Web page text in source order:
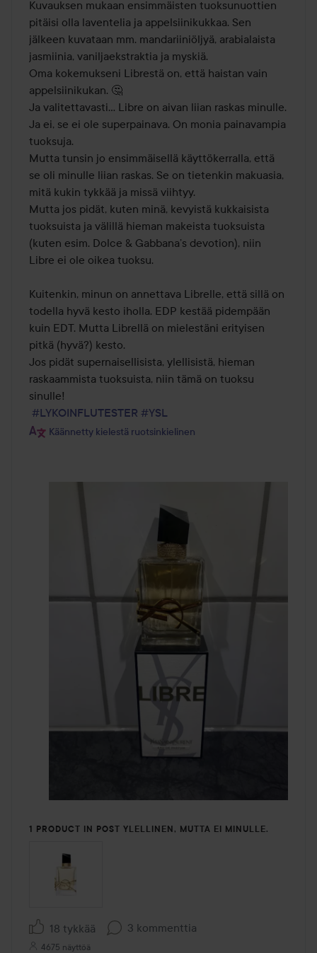
Kuvauksen mukaan ensimmäisten tuoksunuottien
pitäisi olla laventelia ja appelsiinikukkaa. Sen
jälkeen kuvataan mm. mandariiniöljyä, arabialaista
jasmiinia, vaniljaekstraktia ja myskiä.
Oma kokemukseni Librestä on, että haistan vain
appelsiinikukan. 🤔
Ja valitettavasti… Libre on aivan liian raskas minulle.
Ja ei, se ei ole superpainava. On monia painavampia
tuoksuja.
Mutta tunsin jo ensimmäisellä käyttökerralla, että
se oli minulle liian raskas. Se on tietenkin makuasia,
mitä kukin tykkää ja missä viihtyy.
Mutta jos pidät, kuten minä, kevyistä kukkaisista
tuoksuista ja välillä hieman makeista tuoksuista
(kuten esim. Dolce & Gabbana’s devotion), niin
Libre ei ole oikea tuoksu.
Kuitenkin, minun on annettava Librelle, että sillä on
todella hyvä kesto iholla. EDP kestää pidempään
kuin EDT. Mutta Librellä on mielestäni erityisen
pitkä (hyvä?) kesto.
Jos pidät supernaisellisista, ylellisistä, hieman
raskaammista tuoksuista, niin tämä on tuoksu
sinulle!
#LYKOINFLUTESTER #YSL
Käännetty kielestä ruotsinkielinen
1 PRODUCT IN POST YLELLINEN, MUTTA EI MINULLE.
18 tykkää 3 kommenttia
4675 näyttöä